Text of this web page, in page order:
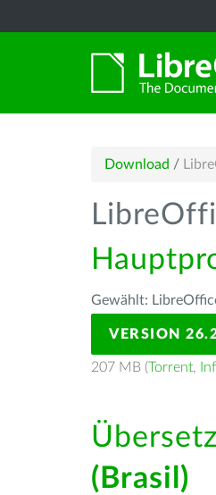
Download /
Gewählt:
VERSION
207 MB (Torrent,
(Brasil)